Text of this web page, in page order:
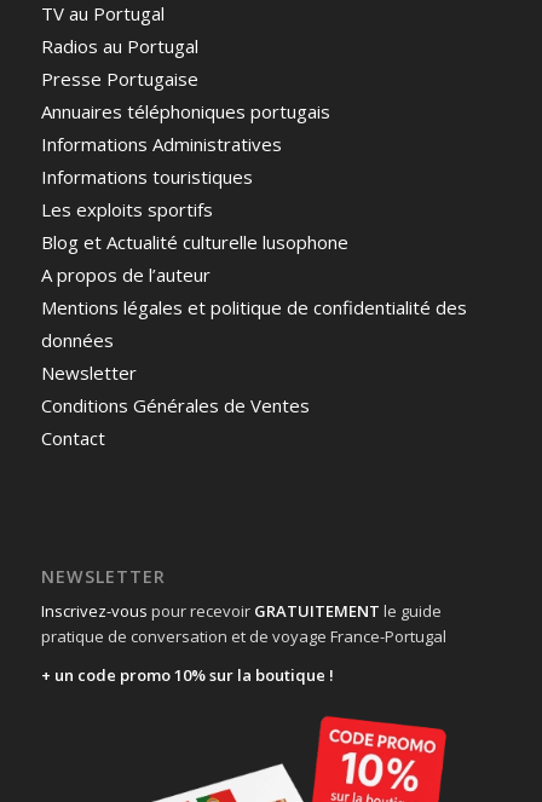
TV au Portugal
Radios au Portugal
Presse Portugaise
Annuaires téléphoniques portugais
Informations Administratives
Informations touristiques
Les exploits sportifs
Blog et Actualité culturelle lusophone
A propos de l’auteur
Mentions légales et politique de confidentialité des
données
Newsletter
Conditions Générales de Ventes
Contact
NEWSLETTER
Inscrivez-vous pour recevoir GRATUITEMENT le guide
pratique de conversation et de voyage France-Portugal
+ un code promo 10% sur la boutique !